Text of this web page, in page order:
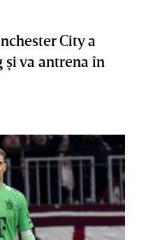
City a
va antrena în